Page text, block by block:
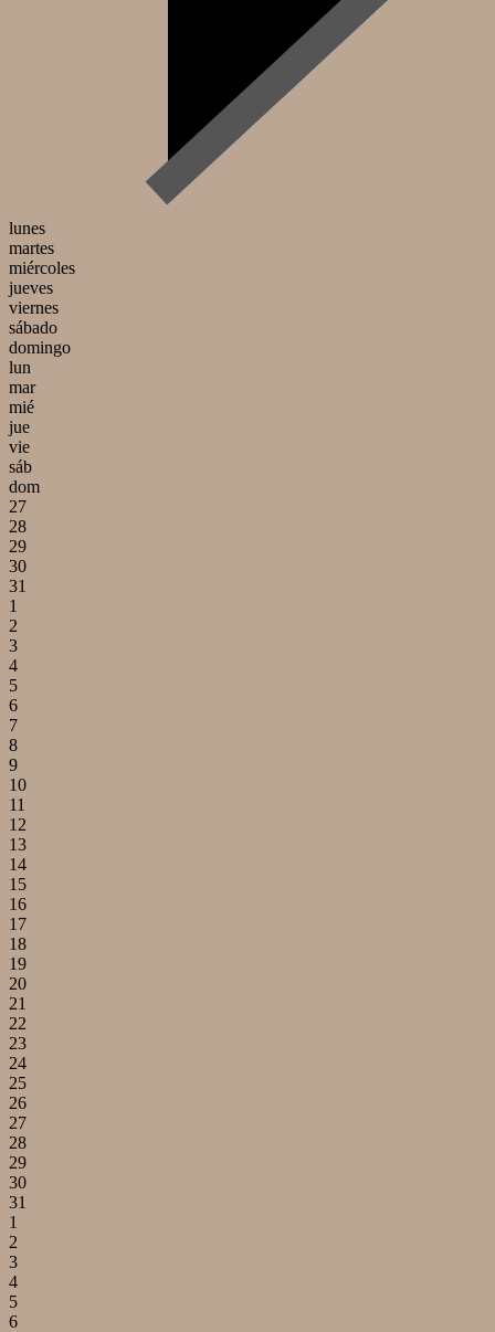
lunes
martes
miércoles
jueves
viernes
sábado
domingo
lun
mar
mié
jue
vie
sáb
dom
27
28
29
30
31
1
2
3
4
5
6
7
8
9
10
11
12
13
14
15
16
17
18
19
20
21
22
23
24
25
26
27
28
29
30
31
1
2
3
4
5
6